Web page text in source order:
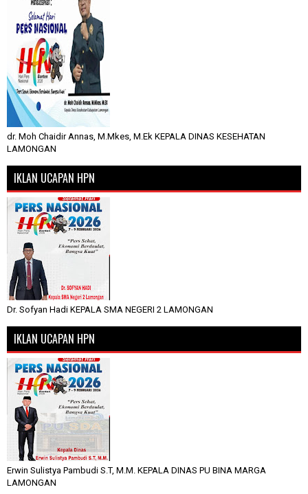
dr. Moh Chaidir Annas, M.Mkes, M.Ek KEPALA DINAS KESEHATAN
LAMONGAN
IKLAN UCAPAN HPN
Dr. Sofyan Hadi KEPALA SMA NEGERI 2 LAMONGAN
IKLAN UCAPAN HPN
Erwin Sulistya Pambudi S.T, M.M. KEPALA DINAS PU BINA MARGA
LAMONGAN